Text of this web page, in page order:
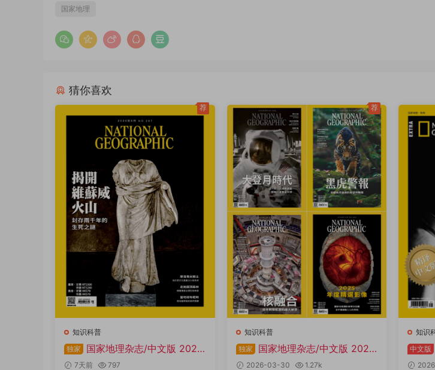
国家地理
猜你喜欢
知识科普
独家
国家地理杂志/中文版 2026
年1-12月共12本 PDF
7天前 797
荐
知识科普
独家
国家地理杂志/中文版 2025
全年共12本 PDF
2026-03-30 1.27k
荐
知识
中文版
辑：